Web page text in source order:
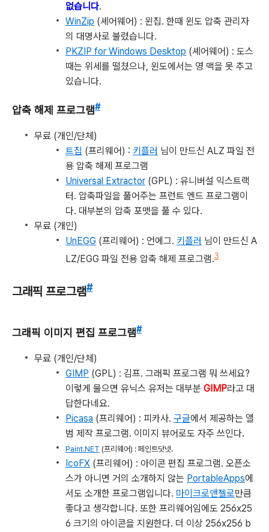
없습니다.
WinZip (셰어웨어) : 윈집. 한때 윈도 압축 관리자
의 대명사로 불렸습니다.
PKZIP for Windows Desktop (셰어웨어) : 도스
때는 위세를 떨쳤으나, 윈도에서는 영 맥을 못 추고
있습니다.
압축 해제 프로그램#
무료 (개인/단체)
트집 (프리웨어) : 키플러 님이 만드신 ALZ 파일 전
용 압축 해제 프로그램
Universal Extractor (GPL) : 유니버설 익스트랙
터. 압축파일을 풀어주는 프런트 엔드 프로그램이
다. 대부분의 압축 포맷을 풀 수 있다.
무료 (개인)
UnEGG (프리웨어) : 언에그. 키플러 님이 만드신 A
LZ/EGG 파일 전용 압축 해제 프로그램.3
그래픽 프로그램#
그래픽 이미지 편집 프로그램#
무료 (개인/단체)
GIMP (GPL) : 김프. 그래픽 프로그램 뭐 쓰세요?
이렇게 물으면 유닉스 유저는 대부분 GIMP라고 대
답한다네요.
Picasa (프리웨어) : 피카사. 구글에서 제공하는 앨
범 제작 프로그램. 이미지 뷰어로도 자주 쓰인다.
Paint.NET (프리웨어) : 페인트닷넷.
IcoFX (프리웨어) : 아이콘 편집 프로그램. 오픈소
스가 아니면 거의 소개하지 않는 PortableApps에
서도 소개한 프로그램입니다. 마이크로앤젤로만큼
좋다고 생각합니다. 또한 프리웨어임에도 256x25
6 크기의 아이콘을 지원한다. 더 이상 256x256 b